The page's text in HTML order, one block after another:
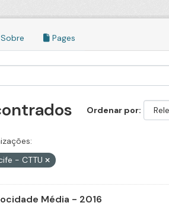
Pages
Ordenar por
- CTTU
Média - 2016